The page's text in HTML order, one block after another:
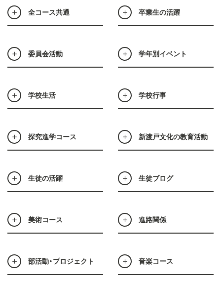
全コース共通 卒業生の活躍
委員会活動 学年別イベント
学校生活 学校行事
探究進学コース 新渡戸文化の教育活動
生徒の活躍 生徒ブログ
美術コース 進路関係
部活動・プロジェクト 音楽コース